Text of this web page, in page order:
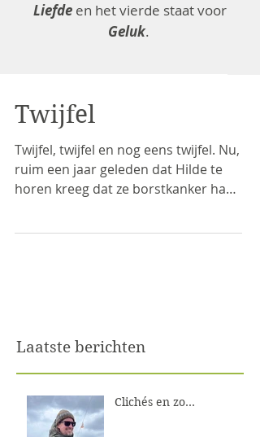
Liefde en het vierde staat voor
Geluk.
Twijfel
Twijfel, twijfel en nog eens twijfel. Nu,
ruim een jaar geleden dat Hilde te
horen kreeg dat ze borstkanker had.
Laatste berichten
Clichés en zo...